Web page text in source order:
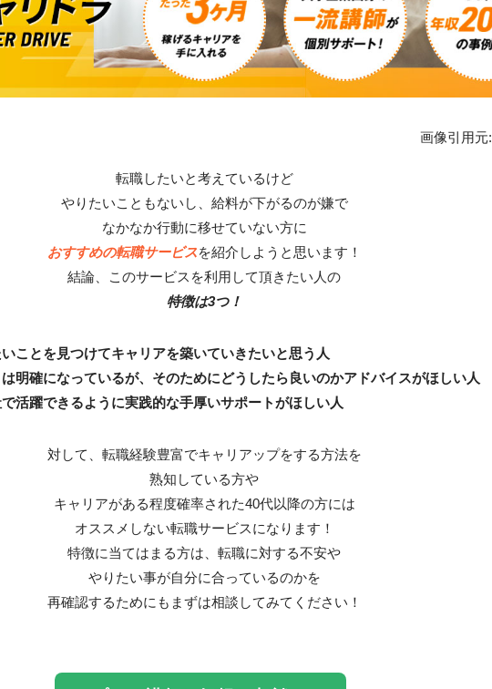
画像引用元:
転職したいと考えているけど
やりたいこともないし、給料が下がるのが嫌で
なかなか行動に移せていない方に
おすすめの転職サービスを紹介しようと思います！
結論、このサービスを利用して頂きたい人の
特徴は3つ！
ことを見つけてキャリアを築いていきたいと思う人
明確になっているが、そのためにどうしたら良いのかアドバイスがほしい人
活躍できるように実践的な手厚いサポートがほしい人
対して、転職経験豊富でキャリアップをする方法を
熟知している方や
キャリアがある程度確率された40代以降の方には
オススメしない転職サービスになります！
特徴に当てはまる方は、転職に対する不安や
やりたい事が自分に合っているのかを
再確認するためにもまずは相談してみてください！